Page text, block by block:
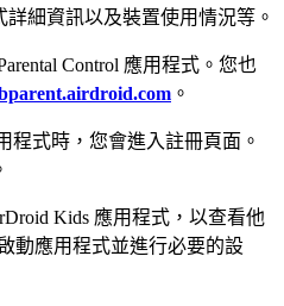
細資訊以及裝置使用情況等。
Control 應用程式。您也
。
程式時，您會進入註冊頁面。
Kids 應用程式，以查看他
動應用程式並進行必要的設